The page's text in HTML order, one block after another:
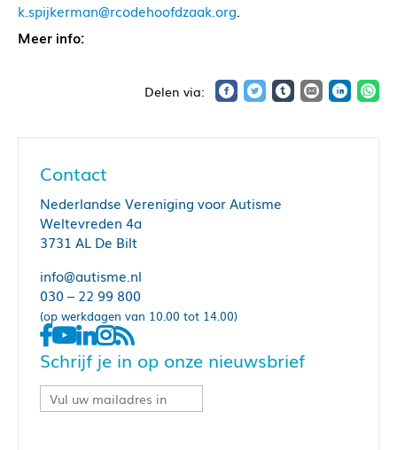
k.spijkerman@rcodehoofdzaak.org.
Meer info:
Contact
Nederlandse Vereniging voor Autisme
Weltevreden 4a
3731 AL De Bilt
info@autisme.nl
030 – 22 99 800
(op werkdagen van 10.00 tot 14.00)
Schrijf je in op onze nieuwsbrief